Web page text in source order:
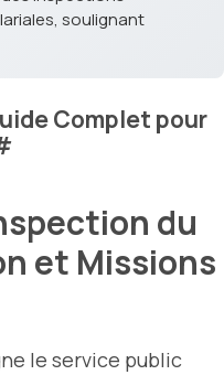
soulignant
Complet pour
du
et Missions
le service public